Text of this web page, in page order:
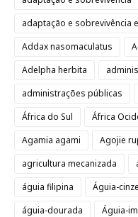
adaptação e sobrevivência
Addax nasomaculatus
Adelpha herbita
administrações públicas
África do Sul
África
Agamia agami
Agojie
agricultura mecanizada
águia filipina
Águia-
águia-dourada
Águia-